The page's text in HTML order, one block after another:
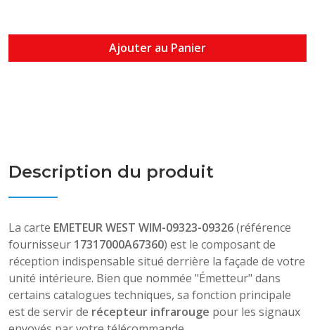
Ajouter au Panier
Description du produit
La carte EMETEUR WEST WIM-09323-09326(référence
fournisseur 17317000A67360) est le composant de
réception indispensable situé derrière la façade de votre
unité intérieure. Bien que nommée "Émetteur" dans
certains catalogues techniques, sa fonction principale
est de servir de récepteur infrarouge pour les signaux